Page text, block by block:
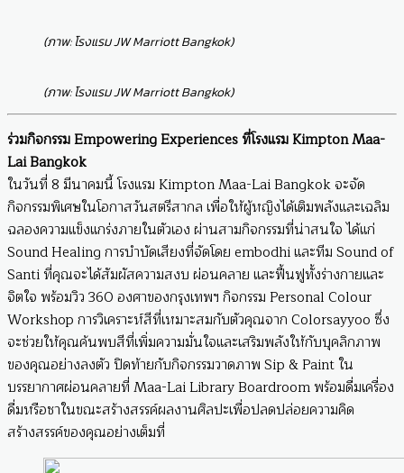
(ภาพ: โรงแรม JW Marriott Bangkok)
(ภาพ: โรงแรม JW Marriott Bangkok)
ร่วมกิจกรรม Empowering Experiences ที่โรงแรม Kimpton Maa-
Lai Bangkok
ในวันที่ 8 มีนาคมนี้ โรงแรม Kimpton Maa-Lai Bangkok จะจัด
กิจกรรมพิเศษในโอกาสวันสตรีสากล เพื่อให้ผู้หญิงได้เติมพลังและเฉลิม
ฉลองความแข็งแกร่งภายในตัวเอง ผ่านสามกิจกรรมที่น่าสนใจ ได้แก่
Sound Healing การบำบัดเสียงที่จัดโดย embodhi และทีม Sound of
Santi ที่คุณจะได้สัมผัสความสงบ ผ่อนคลาย และฟื้นฟูทั้งร่างกายและ
จิตใจ พร้อมวิว 360 องศาของกรุงเทพฯ กิจกรรม Personal Colour
Workshop การวิเคราะห์สีที่เหมาะสมกับตัวคุณจาก Colorsayyoo ซึ่ง
จะช่วยให้คุณค้นพบสีที่เพิ่มความมั่นใจและเสริมพลังให้กับบุคลิกภาพ
ของคุณอย่างลงตัว ปิดท้ายกับกิจกรรมวาดภาพ Sip & Paint ใน
บรรยากาศผ่อนคลายที่ Maa-Lai Library Boardroom พร้อมดื่มเครื่อง
ดื่มหรือชาในขณะสร้างสรรค์ผลงานศิลปะเพื่อปลดปล่อยความคิด
สร้างสรรค์ของคุณอย่างเต็มที่